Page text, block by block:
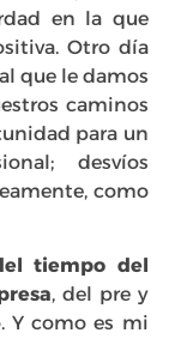
en la que
Otro día
que le damos
caminos
para un
desvíos
como
tiempo del
, del pre y
Y como es mi